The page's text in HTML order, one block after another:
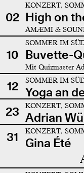
02
KONZERT,
High on
AMÆMI &
10
SOMMER IM
Buvette-
Mit Quizmaster
12 SOMMER IM
Yoga an
23
KONZERT,
Adrian
31
KONZERT,
Gina Été